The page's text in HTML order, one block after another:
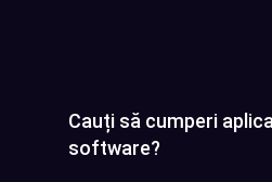
Cauți să cumperi
software?